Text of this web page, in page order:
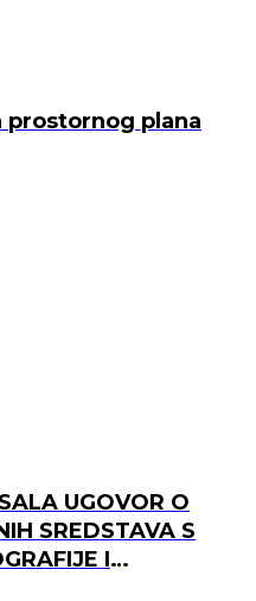
prostornog plana
UGOVOR O
SREDSTAVA S
I